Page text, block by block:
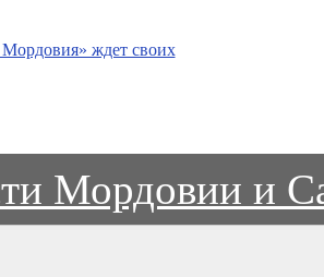
ждет своих
Мордовии и